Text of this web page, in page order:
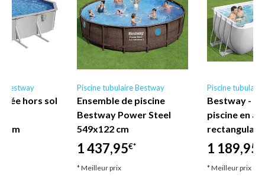
Bestway
hors sol
cm
Piscine tubulaire Bestway
Ensemble de piscine
Bestway Power Steel
549x122 cm
1 437,95€*
* Meilleur prix
Piscine
Bestway -
piscine en
1 189,95
* Meilleur prix